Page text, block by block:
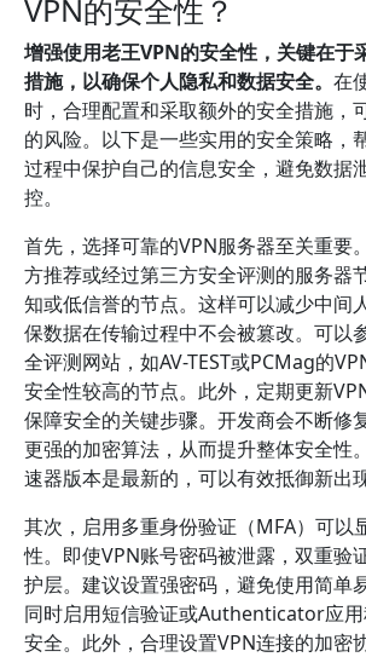
VPN的安全性？
增强使用老王VPN的安全性，关键在于
措施，以确保个人隐私和数据安全。 在
时，合理配置和采取额外的安全措施，
的风险。以下是一些实用的安全策略，
过程中保护自己的信息安全，避免数据
控。
首先，选择可靠的VPN服务器至关重要
方推荐或经过第三方安全评测的服务器
知或低信誉的节点。这样可以减少中间
保数据在传输过程中不会被篡改。可以
全评测网站，如AV-TEST或PCMag的
安全性较高的节点。此外，定期更新
保障安全的关键步骤。开发商会不断修
更强的加密算法，从而提升整体安全性
速器版本是最新的，可以有效抵御新出
其次，启用多重身份验证（MFA）可以
性。即使VPN账号密码被泄露，双重验
护层。建议设置强密码，避免使用简单
同时启用短信验证或Authenticator应
安全。此外，合理设置VPN连接的加密